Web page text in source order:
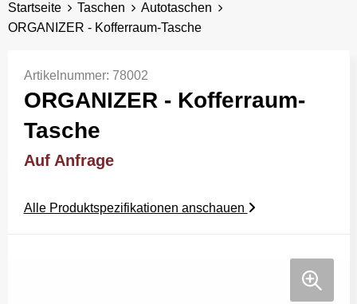
Startseite Taschen
Autotaschen
ORGANIZER - Kofferraum-Tasche
Artikelnummer: 78002
ORGANIZER - Kofferraum-
Tasche
Auf Anfrage
Alle Produktspezifikationen anschauen